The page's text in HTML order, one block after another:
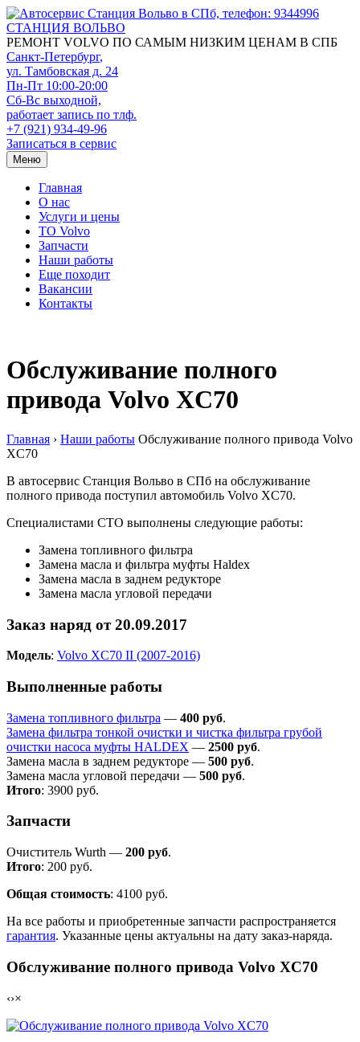
СТАНЦИЯ ВОЛЬВО
РЕМОНТ VOLVO ПО САМЫМ НИЗКИМ ЦЕНАМ В СПБ
Санкт-Петербург,
ул. Тамбовская д. 24
Пн-Пт 10:00-20:00
Сб-Вс выходной,
работает запись по тлф.
+7 (921) 934-49-96
Записаться в сервис
Меню
Главная
О нас
Услуги и цены
TO Volvo
Запчасти
Наши работы
Еще походит
Вакансии
Контакты
Обслуживание полного
привода Volvo XC70
Главная › Наши работы Обслуживание полного привода Volvo
XC70
В автосервис Станция Вольво в СПб на обслуживание
полного привода поступил автомобиль Volvo XC70.
Специалистами СТО выполнены следующие работы:
Замена топливного фильтра
Замена масла и фильтра муфты Haldex
Замена масла в заднем редукторе
Замена масла угловой передачи
Заказ наряд от 20.09.2017
Модель: Volvo XC70 II (2007-2016)
Выполненные работы
Замена топливного фильтра — 400 руб.
Замена фильтра тонкой очистки и чистка фильтра грубой
очистки насоса муфты HALDEX — 2500 руб.
Замена масла в заднем редукторе — 500 руб.
Замена масла угловой передачи — 500 руб.
Итого: 3900 руб.
Запчасти
Очиститель Wurth — 200 руб.
Итого: 200 руб.
Общая стоимость: 4100 руб.
На все работы и приобретенные запчасти распространяется
гарантия. Указанные цены актуальны на дату заказ-наряда.
Обслуживание полного привода Volvo XC70
‹›×